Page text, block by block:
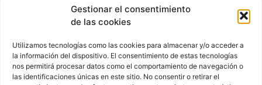
Gestionar el consentimiento
de las cookies
Utilizamos tecnologías como las cookies para almacenar y/o acceder a
la información del dispositivo. El consentimiento de estas tecnologías
nos permitirá procesar datos como el comportamiento de navegación o
las identificaciones únicas en este sitio. No consentir o retirar el